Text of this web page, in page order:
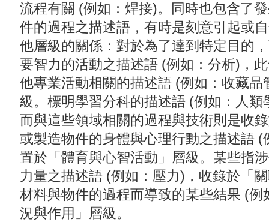
流程有關 (例如：焊接)。同時也包含了
件的過程之描述語，有時是刻意引起或
他層級的關係：對於為了達到特定目的
要智力的活動之描述語 (例如：分析)，
他專業活動相關的描述語 (例如：收藏
級。標明學習分科的描述語 (例如：人
而與這些領域相關的過程與技術則是收
或製造物件的身體與心理行動之描述語
置於「體育與心智活動」層級。某些指
力量之描述語 (例如：壓力)，收錄於「
材料與物件的過程而導致的某些結果 (
況與作用」層級。